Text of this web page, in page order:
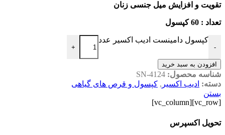
تقویت و افزایش میل جنسی زنان
تعداد : 60 کپسول
-
کپسول دامینست ادیب اکسیر عدد
+
افزودن به سبد خرید
شناسه محصول: SN-4124
دسته: ادیب اکسیر , کپسول و قرص های گیاهی
بستن
[vc_row][vc_column]
تحویل اکسپرس